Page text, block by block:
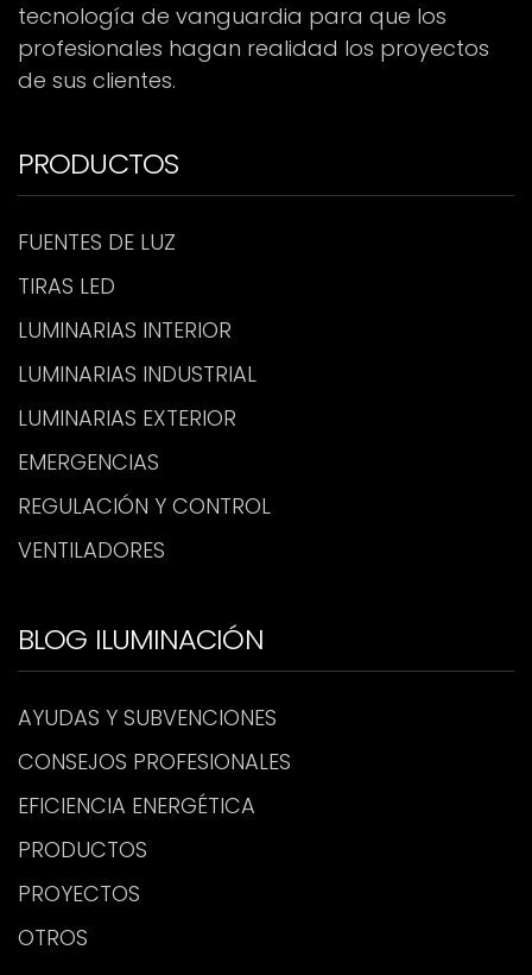
tecnología de vanguardia para que los
profesionales hagan realidad los proyectos
de sus clientes.
PRODUCTOS
FUENTES DE LUZ
TIRAS LED
LUMINARIAS INTERIOR
LUMINARIAS INDUSTRIAL
LUMINARIAS EXTERIOR
EMERGENCIAS
REGULACIÓN Y CONTROL
VENTILADORES
BLOG ILUMINACIÓN
AYUDAS Y SUBVENCIONES
CONSEJOS PROFESIONALES
EFICIENCIA ENERGÉTICA
PRODUCTOS
PROYECTOS
OTROS